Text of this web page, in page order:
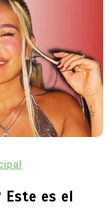
Este es el